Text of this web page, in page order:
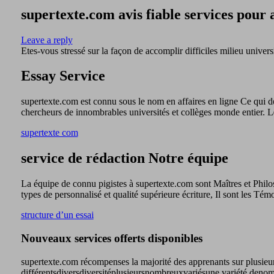
supertexte.com avis fiable services pour
Leave a reply
Etes-vous stressé sur la façon de accomplir difficiles milieu
Essay Service
supertexte.com est connu sous le nom en affaires en ligne Ce qui
chercheurs de innombrables universités et collèges monde entier.
supertexte com
service de rédaction Notre équipe
La équipe de connu pigistes à supertexte.com sont Maîtres et
types de personnalisé et qualité supérieure écriture, Il sont les
structure d’un essai
Nouveaux services offerts disponibles
supertexte.com récompenses la majorité des apprenants sur